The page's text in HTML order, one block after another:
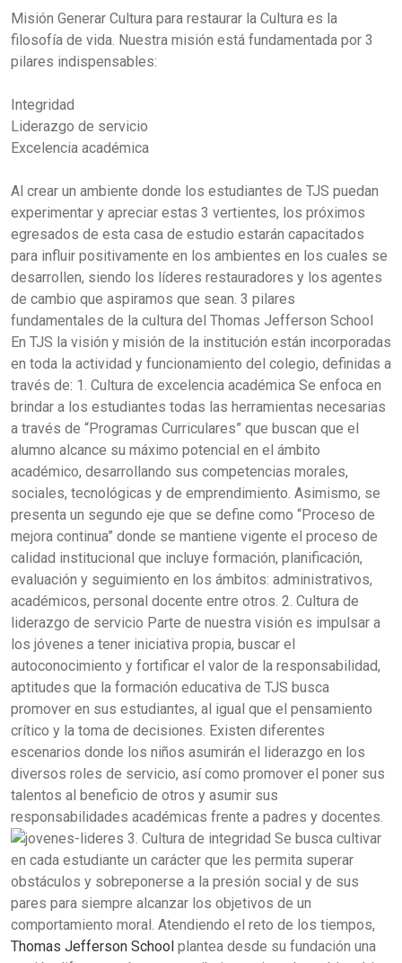
Misión Generar Cultura para restaurar la Cultura es la
filosofía de vida. Nuestra misión está fundamentada por 3
pilares indispensables:
Integridad
Liderazgo de servicio
Excelencia académica
Al crear un ambiente donde los estudiantes de TJS puedan
experimentar y apreciar estas 3 vertientes, los próximos
egresados de esta casa de estudio estarán capacitados
para influir positivamente en los ambientes en los cuales se
desarrollen, siendo los líderes restauradores y los agentes
de cambio que aspiramos que sean. 3 pilares
fundamentales de la cultura del Thomas Jefferson School
En TJS la visión y misión de la institución están incorporadas
en toda la actividad y funcionamiento del colegio, definidas a
través de: 1. Cultura de excelencia académica Se enfoca en
brindar a los estudiantes todas las herramientas necesarias
a través de “Programas Curriculares” que buscan que el
alumno alcance su máximo potencial en el ámbito
académico, desarrollando sus competencias morales,
sociales, tecnológicas y de emprendimiento. Asimismo, se
presenta un segundo eje que se define como “Proceso de
mejora continua” donde se mantiene vigente el proceso de
calidad institucional que incluye formación, planificación,
evaluación y seguimiento en los ámbitos: administrativos,
académicos, personal docente entre otros. 2. Cultura de
liderazgo de servicio Parte de nuestra visión es impulsar a
los jóvenes a tener iniciativa propia, buscar el
autoconocimiento y fortificar el valor de la responsabilidad,
aptitudes que la formación educativa de TJS busca
promover en sus estudiantes, al igual que el pensamiento
crítico y la toma de decisiones. Existen diferentes
escenarios donde los niños asumirán el liderazgo en los
diversos roles de servicio, así como promover el poner sus
talentos al beneficio de otros y asumir sus
responsabilidades académicas frente a padres y docentes.
3. Cultura de integridad Se busca cultivar
en cada estudiante un carácter que les permita superar
obstáculos y sobreponerse a la presión social y de sus
pares para siempre alcanzar los objetivos de un
comportamiento moral. Atendiendo el reto de los tiempos,
Thomas Jefferson School plantea desde su fundación una